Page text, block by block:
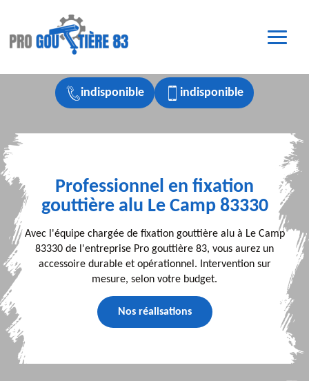
indisponible indisponible
Professionnel en fixation
gouttière alu Le Camp 83330
Avec l'équipe chargée de fixation gouttière alu à Le Camp
83330 de l'entreprise Pro gouttière 83, vous aurez un
accessoire durable et opérationnel. Intervention sur
mesure, selon votre budget.
Nos réalisations